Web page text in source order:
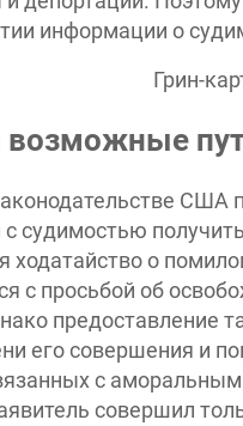
информации о
возможные
США
судимостью
ходатайство о
с просьбой об
предоставление
его совершения и
с
совершил